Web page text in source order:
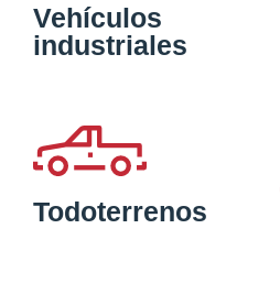
Vehículos
industriales
Todoterrenos